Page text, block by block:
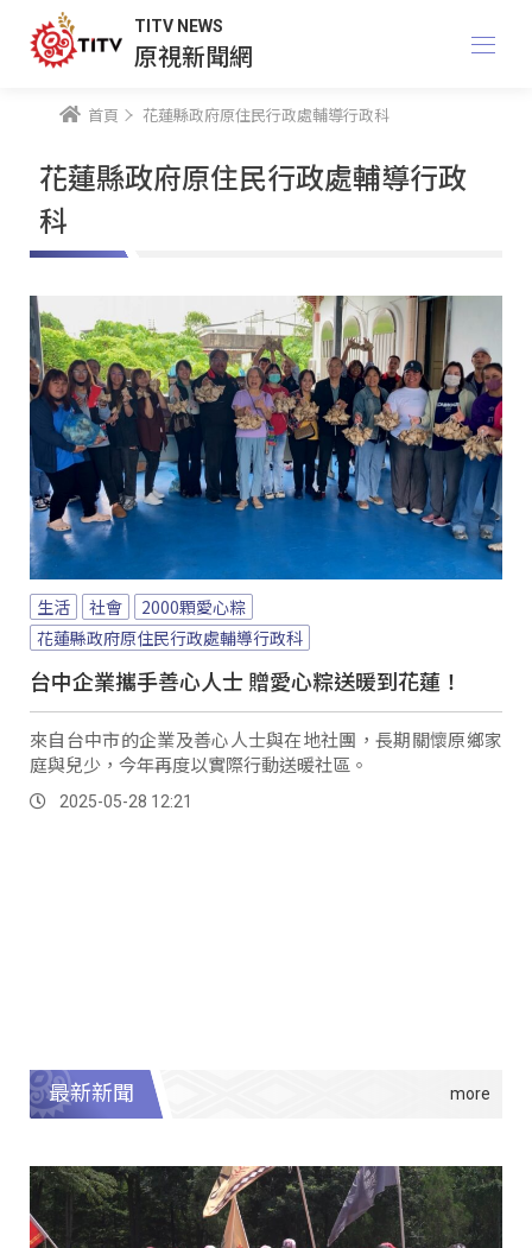
TITV NEWS
原視新聞網
首頁 花蓮縣政府原住民行政處輔導行政科
花蓮縣政府原住民行政處輔導行政
科
生活 社會
2000顆愛心粽
花蓮縣政府原住民行政處輔導行政科
台中企業攜手善心人士 贈愛心粽送暖到花蓮！
來自台中市的企業及善心人士與在地社團，長期關懷原鄉家
庭與兒少，今年再度以實際行動送暖社區。
2025-05-28 12:21
最新新聞